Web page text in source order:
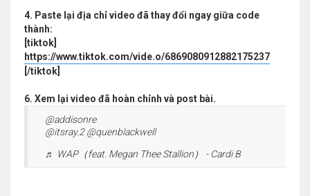
4. Paste lại địa chỉ video đã thay đổi ngay giữa code
thành:
[tiktok]
https://www.tiktok.com/vide.o/6869080912882175237
[/tiktok]
6. Xem lại video đã hoàn chỉnh và post bài.
@addisonre
@itsray.2 @quenblackwell
♬ WAP（feat. Megan Thee Stallion） - Cardi B